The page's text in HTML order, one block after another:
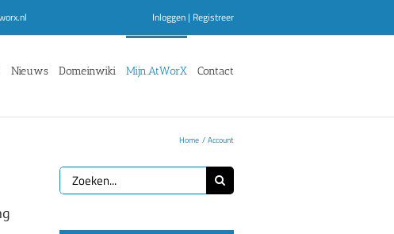
Inloggen | Registreer
Nieuws Domeinwiki Mijn.AtWorX Contact
Home Account
Zoeken
naar: